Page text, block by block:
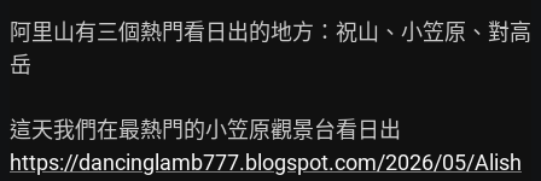
阿里山有三個熱門看日出的地方：祝山、小笠原、對高
岳
https://dancinglamb777.blogspot.com/2026/05/Alish